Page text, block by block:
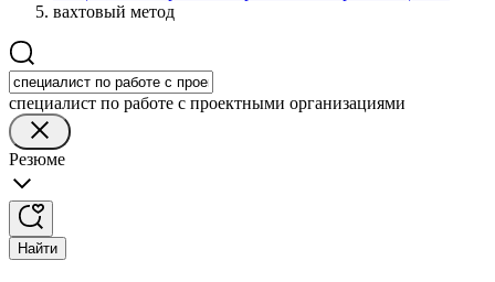
вахтовый метод
специалист по работе с проектными организациями
Резюме
Найти